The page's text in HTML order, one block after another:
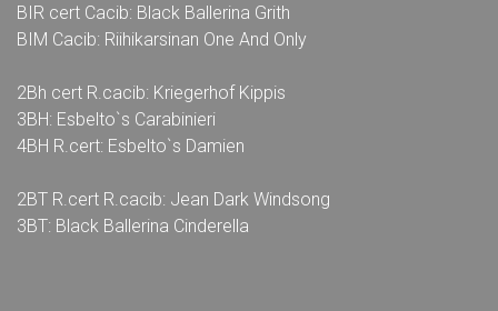
BIR cert Cacib: Black Ballerina Grith
BIM Cacib: Riihikarsinan One And Only
2Bh cert R.cacib: Kriegerhof Kippis
3BH: Esbelto`s Carabinieri
4BH R.cert: Esbelto`s Damien
2BT R.cert R.cacib: Jean Dark Windsong
3BT: Black Ballerina Cinderella